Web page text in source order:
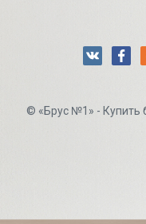
© «Брус №1» - Купить